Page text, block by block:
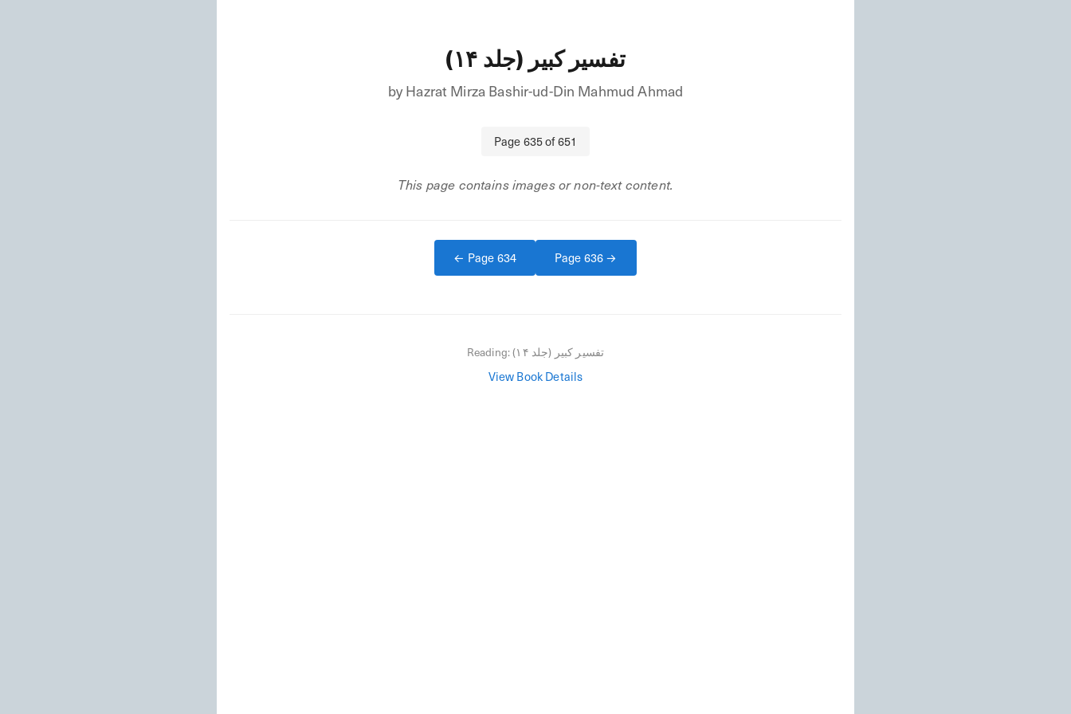
تفسیر کبیر (جلد ۱۴)
byHazrat Mirza Bashir-ud-Din Mahmud Ahmad
Page 635of651
This page contains images or non-text content.
← Page 634 Page 636 →
Reading: تفسیر کبیر (جلد ۱۴)
View Book Details